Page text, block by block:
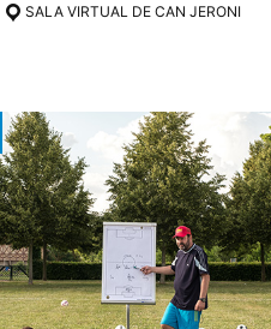
SALA VIRTUAL DE CAN JERONI